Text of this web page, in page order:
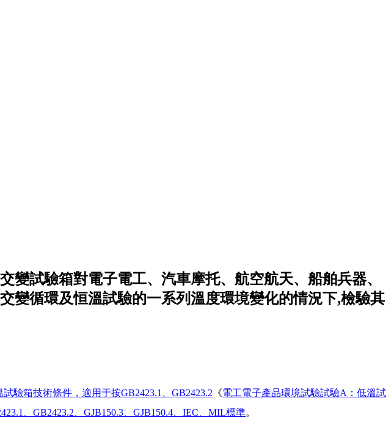
試驗箱對電子電工、汽車摩托、航空航天、船舶兵器、
變循環及恒溫試驗的一系列溫度環境變化的情況下,檢驗其
驗箱技術條件，適用于按GB2423.1、GB2423.2 《電工電子產品環境試驗試驗A：低溫試
、GB2423.2、GJB150.3、GJB150.4、IEC、MIL標準。